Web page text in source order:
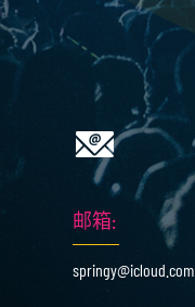
邮箱:
springy@icloud.com